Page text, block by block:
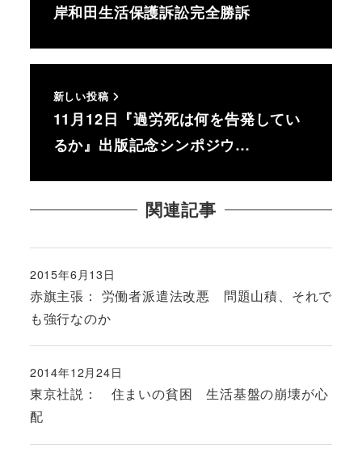
岸和田生活保護訴訟完全勝訴
新しい投稿
11月12日『過労死は何を告発してい
るか』出版記念シンポジウ…
関連記事
赤旗主張： 労働者派遣法改悪 問題山積、それで
も強行なのか
投稿日
2015年6月13日
東京社説： 住まいの貧困 生活基盤の崩壊が心
配
投稿日
2014年12月24日